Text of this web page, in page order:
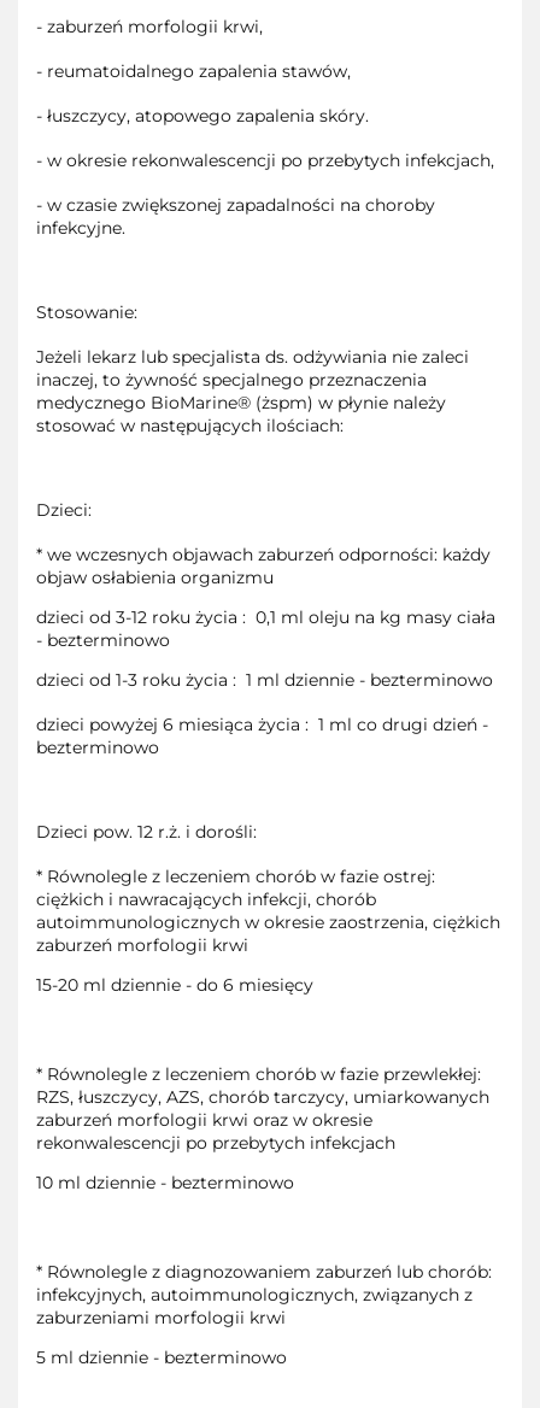
- zaburzeń morfologii krwi,
- reumatoidalnego zapalenia stawów,
- łuszczycy, atopowego zapalenia skóry.
- w okresie rekonwalescencji po przebytych infekcjach,
- w czasie zwiększonej zapadalności na choroby
infekcyjne.
Stosowanie:
Jeżeli lekarz lub specjalista ds. odżywiania nie zaleci
inaczej, to żywność specjalnego przeznaczenia
medycznego BioMarine® (żspm) w płynie należy
stosować w następujących ilościach:
Dzieci:
* we wczesnych objawach zaburzeń odporności: każdy
objaw osłabienia organizmu
dzieci od 3-12 roku życia : 0,1 ml oleju na kg masy ciała
- bezterminowo
dzieci od 1-3 roku życia : 1 ml dziennie - bezterminowo
dzieci powyżej 6 miesiąca życia : 1 ml co drugi dzień -
bezterminowo
Dzieci pow. 12 r.ż. i dorośli:
* Równolegle z leczeniem chorób w fazie ostrej:
ciężkich i nawracających infekcji, chorób
autoimmunologicznych w okresie zaostrzenia, ciężkich
zaburzeń morfologii krwi
15-20 ml dziennie - do 6 miesięcy
* Równolegle z leczeniem chorób w fazie przewlekłej:
RZS, łuszczycy, AZS, chorób tarczycy, umiarkowanych
zaburzeń morfologii krwi oraz w okresie
rekonwalescencji po przebytych infekcjach
10 ml dziennie - bezterminowo
* Równolegle z diagnozowaniem zaburzeń lub chorób:
infekcyjnych, autoimmunologicznych, związanych z
zaburzeniami morfologii krwi
5 ml dziennie - bezterminowo